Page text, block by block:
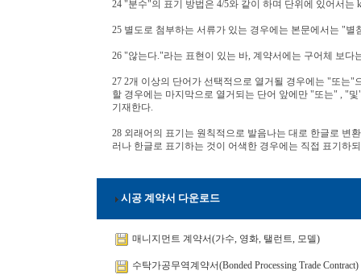
24 "분수"의 표기 방법은 4/5와 같이 하며 단위에 있어서는
25 별도로 첨부하는 서류가 있는 경우에는 본문에서는 "
26 "않는다."라는 표현이 있는 바, 계약서에는 구어체 보
27 2개 이상의 단어가 선택적으로 열거될 경우에는 "또는
할 경우에는 마지막으로 열거되는 단어 앞에만 "또는" , "
기재한다.
28 외래어의 표기는 원칙적으로 발음나는 대로 한글로 변
러나 한글로 표기하는 것이 어색한 경우에는 직접 표기하
시공 계약서 다운로드
매니지먼트 계약서(가수, 영화, 탤런트, 모델)
수탁가공무역계약서(Bonded Processing Trade Contract)